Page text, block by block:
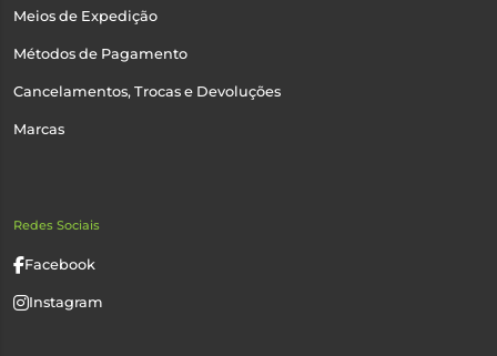
Meios de Expedição
Métodos de Pagamento
Cancelamentos, Trocas e Devoluções
Marcas
Redes Sociais
Facebook
Instagram